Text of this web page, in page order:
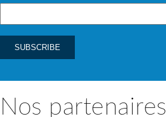
Nos partenaires